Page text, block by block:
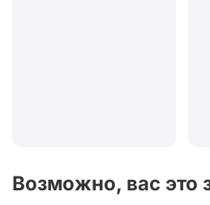
Возможно, вас это